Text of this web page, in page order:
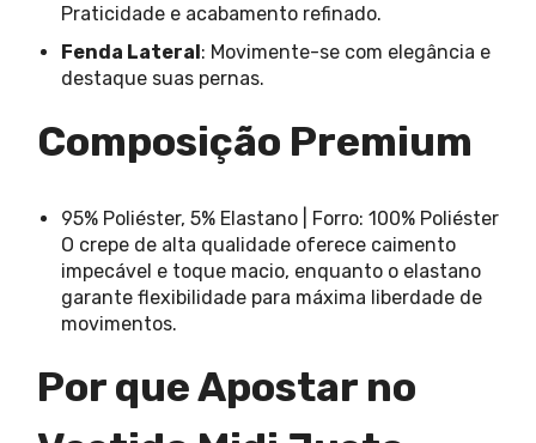
Praticidade e acabamento refinado.
Fenda Lateral: Movimente-se com elegância e
destaque suas pernas.
Composição Premium
95% Poliéster, 5% Elastano | Forro: 100% Poliéster
O crepe de alta qualidade oferece caimento
impecável e toque macio, enquanto o elastano
garante flexibilidade para máxima liberdade de
movimentos.
Por que Apostar no